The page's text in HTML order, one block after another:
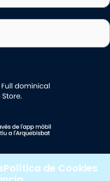
Política de Cookies